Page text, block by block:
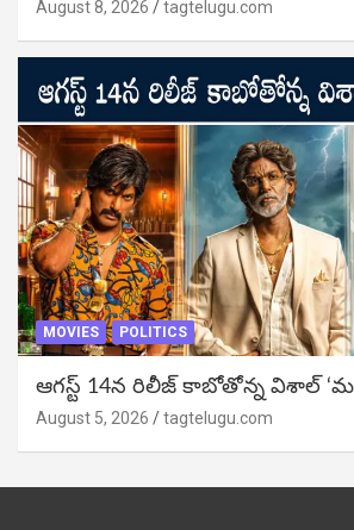
August 8, 2026 tagtelugu.com
MOVIES POLITICS
ఆగస్ట్ 14న రిలీజ్ కాబోతోన్న విశాల్
August 5, 2026 tagtelugu.com